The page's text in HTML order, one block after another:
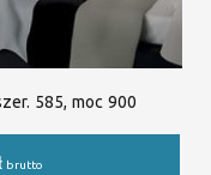
585, moc 900
brutto